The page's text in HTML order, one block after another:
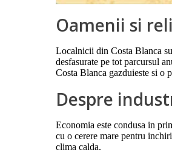
Oamenii si
Localnicii din Costa Blanca
desfasurate pe tot parcursul
Costa Blanca gazduieste si o
Despre
Economia este condusa in
cu o cerere mare pentru
clima calda.